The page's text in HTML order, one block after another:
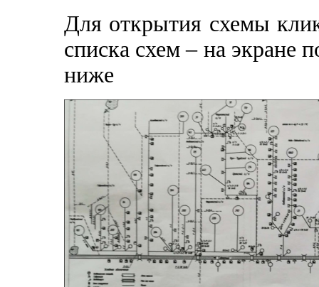
Для открытия схемы
списка схем – на экране
ниже